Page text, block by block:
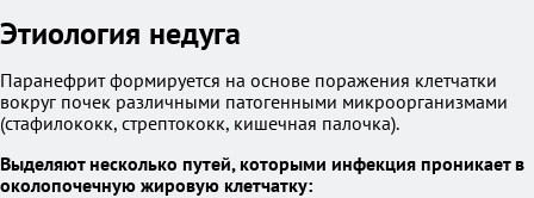
Этиология недуга
Паранефрит формируется на основе поражения клетчатки
вокруг почек различными патогенными микроорганизмами
(стафилококк, стрептококк, кишечная палочка).
Выделяют несколько путей, которыми инфекция проникает в
околопочечную жировую клетчатку: